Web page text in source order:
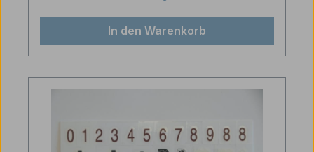
In den Warenkorb